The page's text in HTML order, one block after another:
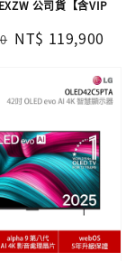
公司貨【含VIP
Sale
NT$ 119,900